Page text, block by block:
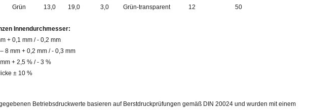
Grün 13,0 19,0 3,0 Grün-transparent 12 50
Innendurchmesser:
+ 0,1 mm / - 0,2 mm
8 mm + 0,2 mm / - 0,3 mm
+ 2,5 % / - 3 %
± 10 %
Betriebsdruckwerte basieren auf Berstdruckprüfungen gemäß DIN 20024 und wurden mit einem